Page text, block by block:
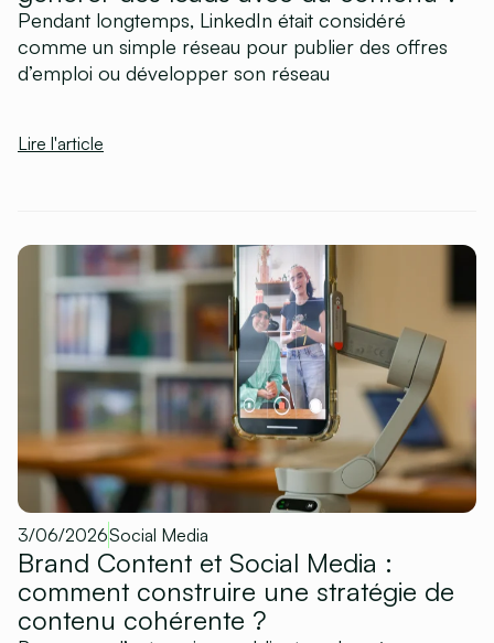
Pendant longtemps, LinkedIn était considéré
comme un simple réseau pour publier des offres
d’emploi ou développer son réseau
Lire l'article
3/06/2026Social Media
Brand Content et Social Media :
comment construire une stratégie de
contenu cohérente ?